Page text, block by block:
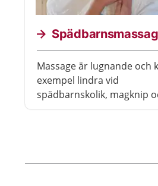
Massage är lugnande och
exempel lindra vid
spädbarnskolik, magknip